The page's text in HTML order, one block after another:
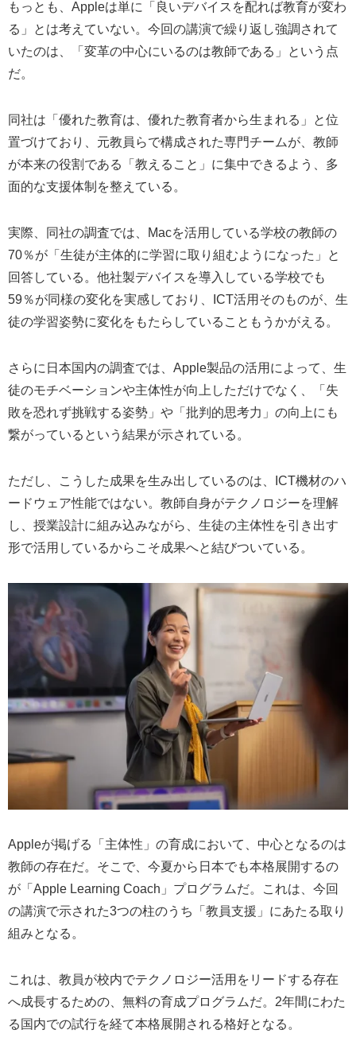
もっとも、Appleは単に「良いデバイスを配れば教育が変わ
る」とは考えていない。今回の講演で繰り返し強調されて
いたのは、「変革の中心にいるのは教師である」という点
だ。
同社は「優れた教育は、優れた教育者から生まれる」と位
置づけており、元教員らで構成された専門チームが、教師
が本来の役割である「教えること」に集中できるよう、多
面的な支援体制を整えている。
実際、同社の調査では、Macを活用している学校の教師の
70％が「生徒が主体的に学習に取り組むようになった」と
回答している。他社製デバイスを導入している学校でも
59％が同様の変化を実感しており、ICT活用そのものが、生
徒の学習姿勢に変化をもたらしていることもうかがえる。
さらに日本国内の調査では、Apple製品の活用によって、生
徒のモチベーションや主体性が向上しただけでなく、「失
敗を恐れず挑戦する姿勢」や「批判的思考力」の向上にも
繋がっているという結果が示されている。
ただし、こうした成果を生み出しているのは、ICT機材のハ
ードウェア性能ではない。教師自身がテクノロジーを理解
し、授業設計に組み込みながら、生徒の主体性を引き出す
形で活用しているからこそ成果へと結びついている。
Appleが掲げる「主体性」の育成において、中心となるのは
教師の存在だ。そこで、今夏から日本でも本格展開するの
が「Apple Learning Coach」プログラムだ。これは、今回
の講演で示された3つの柱のうち「教員支援」にあたる取り
組みとなる。
これは、教員が校内でテクノロジー活用をリードする存在
へ成長するための、無料の育成プログラムだ。2年間にわた
る国内での試行を経て本格展開される格好となる。